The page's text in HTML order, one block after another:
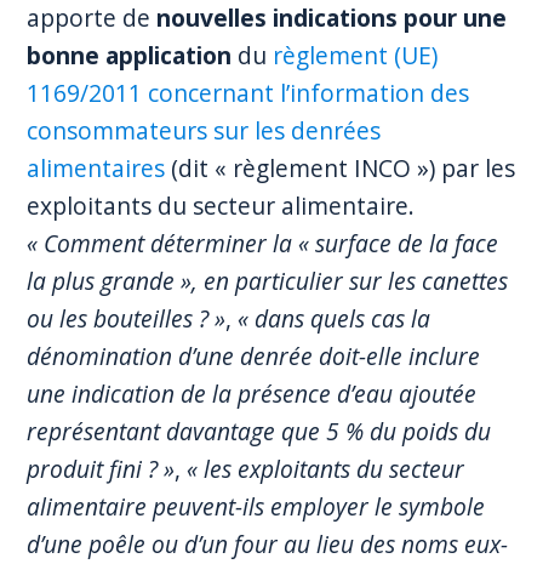
apporte de nouvelles indications pour une
bonne application du règlement (UE)
1169/2011 concernant l’information des
consommateurs sur les denrées
alimentaires (dit « règlement INCO ») par les
exploitants du secteur alimentaire.
« Comment déterminer la « surface de la face
la plus grande », en particulier sur les canettes
ou les bouteilles ? »,« dans quels cas la
dénomination d’une denrée doit-elle inclure
une indication de la présence d’eau ajoutée
représentant davantage que 5 % du poids du
produit fini ? »,« les exploitants du secteur
alimentaire peuvent-ils employer le symbole
d’une poêle ou d’un four au lieu des noms eux-